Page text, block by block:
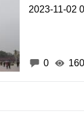
2023-11-02
0